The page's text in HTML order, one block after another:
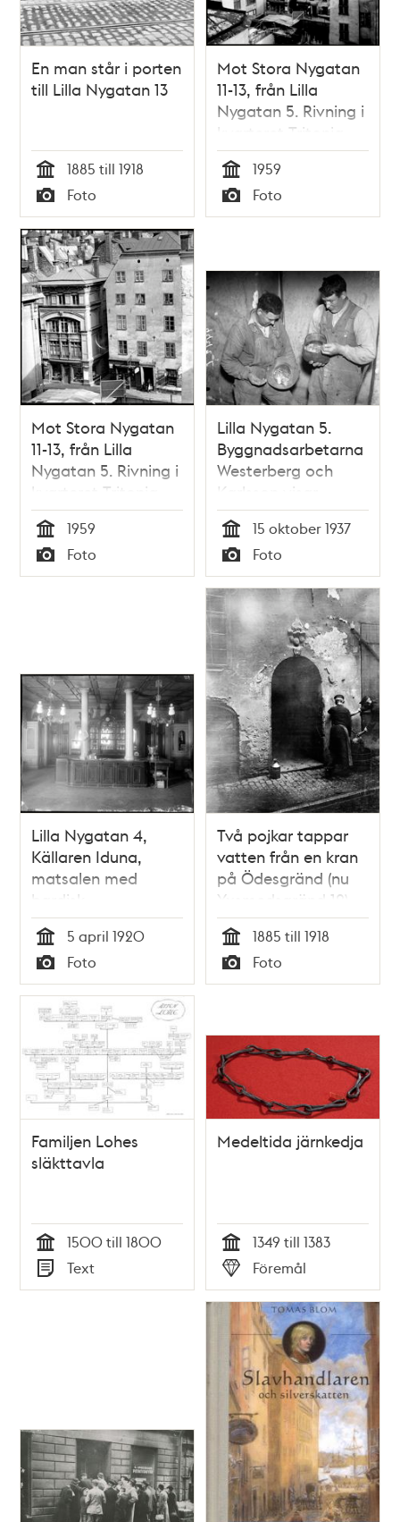
En man står i porten
till Lilla Nygatan 13
Tid
1885 till 1918
Typ
Foto
Mot Stora Nygatan
11-13, från Lilla
Nygatan 5. Rivning i
kvarteret Tritonia
Tid
1959
Typ
Foto
Mot Stora Nygatan
11-13, från Lilla
Nygatan 5. Rivning i
kvarteret Tritonia
Tid
1959
Typ
Foto
Lilla Nygatan 5.
Byggnadsarbetarna
Westerberg och
Karlsson visar
silvermynt från
Loheskatten som de
grävt fram i
fastigheten Lilla
Nygatan 5
Tid
15 oktober 1937
Typ
Foto
Lilla Nygatan 4,
Källaren Iduna,
matsalen med
bardisk
Tid
5 april 1920
Typ
Foto
Två pojkar tappar
vatten från en kran
på Ödesgränd (nu
Yxsmedsgränd 12).
Gränden gick
österut från Lilla
Nygatan 13,
nuvarande Lilla
Tid
1885 till 1918
Typ
Foto
Familjen Lohes
släkttavla
Tid
1500 till 1800
Typ
Text
Medeltida järnkedja
Tid
1349 till 1383
Typ
Föremål